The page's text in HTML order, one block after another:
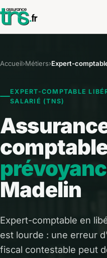
Accueil›Métiers›Expert-
EXPERT-COMPTABLE
SALARIÉ (TNS)
Madelin
Expert-comptable en
est lourde : une erreur
fiscal contestable peut